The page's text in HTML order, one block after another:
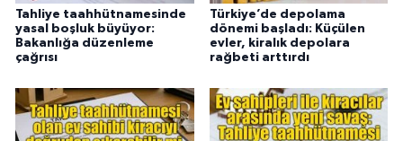
Tahliye taahhütnamesinde
yasal boşluk büyüyor:
Bakanlığa düzenleme
çağrısı
Türkiye’de depolama
dönemi başladı: Küçülen
evler, kiralık depolara
rağbeti arttırdı